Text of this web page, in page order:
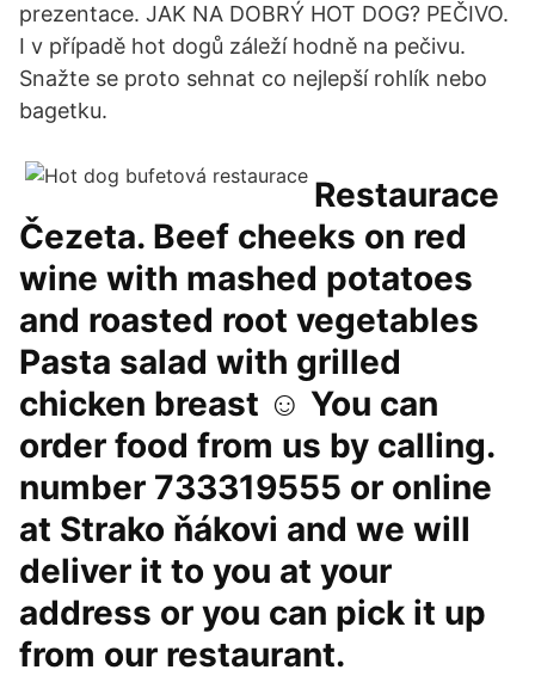
prezentace. JAK NA DOBRÝ HOT DOG? PEČIVO.
I v případě hot dogů záleží hodně na pečivu.
Snažte se proto sehnat co nejlepší rohlík nebo
bagetku.
Restaurace
Čezeta. Beef cheeks on red
wine with mashed potatoes
and roasted root vegetables
Pasta salad with grilled
chicken breast ☺️ You can
order food from us by calling.
number 733319555 or online
at Strako ňákovi and we will
deliver it to you at your
address or you can pick it up
from our restaurant.